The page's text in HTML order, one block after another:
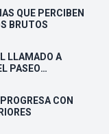
QUE PERCIBEN
BRUTOS
LLAMADO A
PASEO
CON